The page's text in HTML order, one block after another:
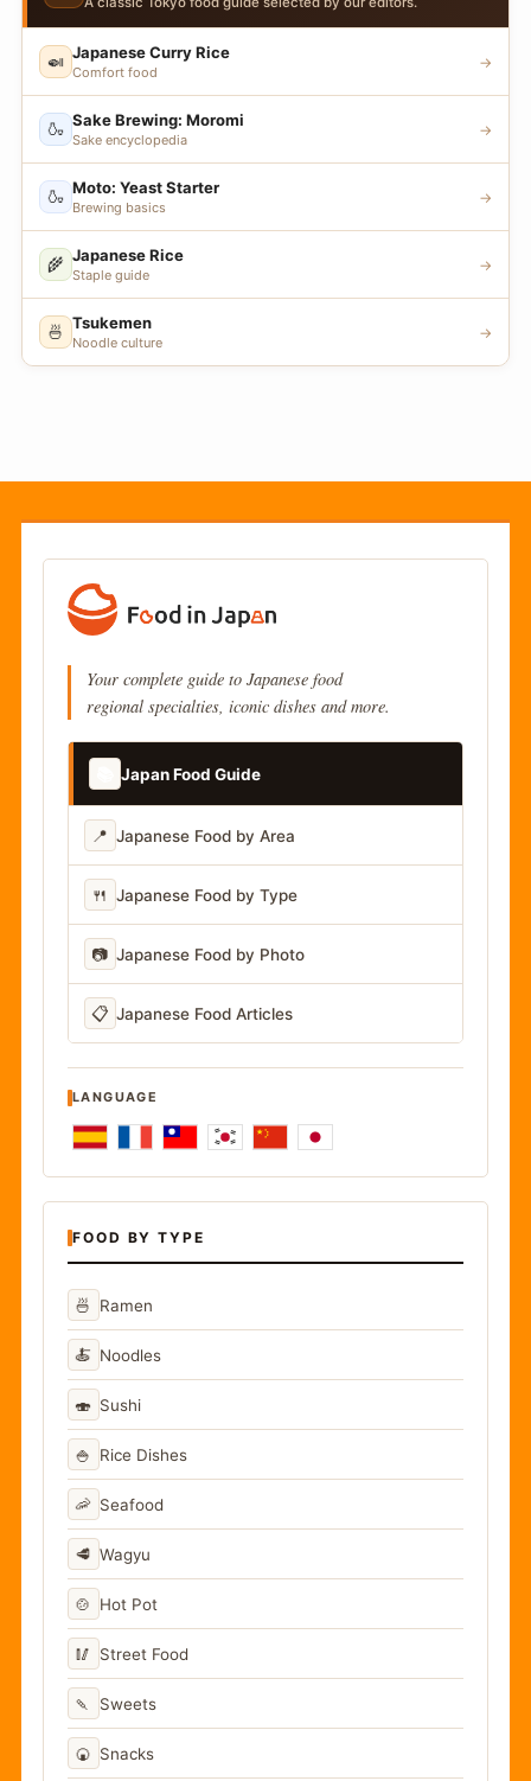
🍛 Japanese Curry Rice
Comfort food
→
🍶 Sake Brewing: Moromi
Sake encyclopedia
→
🍶 Moto: Yeast Starter
Brewing basics
→
🌾 Japanese Rice
Staple guide
→
🍜 Tsukemen
Noodle culture
→
Your complete guide to Japanese food
regional specialties, iconic dishes and more.
Japan Food Guide
📍 Japanese Food by Area
🍴 Japanese Food by Type
📷 Japanese Food by Photo
📋 Japanese Food Articles
LANGUAGE
FOOD BY TYPE
🍜 Ramen
🍝 Noodles
🍣 Sushi
🍚 Rice Dishes
🦐 Seafood
🥩 Wagyu
🍲 Hot Pot
🥢 Street Food
🍡 Sweets
🍘 Snacks